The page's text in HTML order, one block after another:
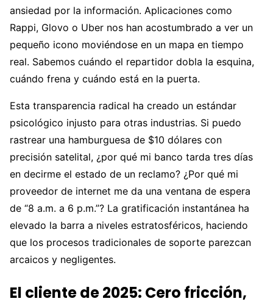
ansiedad por la información. Aplicaciones como
Rappi, Glovo o Uber nos han acostumbrado a ver un
pequeño icono moviéndose en un mapa en tiempo
real. Sabemos cuándo el repartidor dobla la esquina,
cuándo frena y cuándo está en la puerta.
Esta transparencia radical ha creado un estándar
psicológico injusto para otras industrias. Si puedo
rastrear una hamburguesa de $10 dólares con
precisión satelital, ¿por qué mi banco tarda tres días
en decirme el estado de un reclamo? ¿Por qué mi
proveedor de internet me da una ventana de espera
de “8 a.m. a 6 p.m.”? La gratificación instantánea ha
elevado la barra a niveles estratosféricos, haciendo
que los procesos tradicionales de soporte parezcan
arcaicos y negligentes.
El cliente de 2025: Cero fricción,